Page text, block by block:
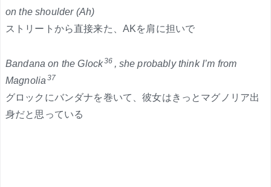
on the shoulder (Ah)
ストリートから直接来た、AKを肩に担いで
Bandana on the Glock36 , she probably think I’m from
Magnolia 37
グロックにバンダナを巻いて、彼女はきっとマグノリア出
身だと思っている